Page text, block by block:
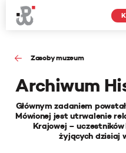
Zasoby muzeum
Archiwum
Głównym zadaniem
Mówionej jest utrwalenie
Krajowej –
żyjących dzisiaj